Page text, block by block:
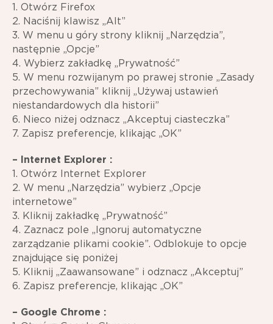
1. Otwórz Firefox
2. Naciśnij klawisz „Alt”
3. W menu u góry strony kliknij „Narzędzia”,
następnie „Opcje”
4. Wybierz zakładkę „Prywatność”
5. W menu rozwijanym po prawej stronie „Zasady
przechowywania” kliknij „Używaj ustawień
niestandardowych dla historii”
6. Nieco niżej odznacz „Akceptuj ciasteczka”
7. Zapisz preferencje, klikając „OK”
– Internet Explorer :
1. Otwórz Internet Explorer
2. W menu „Narzędzia” wybierz „Opcje
internetowe”
3. Kliknij zakładkę „Prywatność”
4. Zaznacz pole „Ignoruj automatyczne
zarządzanie plikami cookie”. Odblokuje to opcje
znajdujące się poniżej
5. Kliknij „Zaawansowane” i odznacz „Akceptuj”
6. Zapisz preferencje, klikając „OK”
– Google Chrome :